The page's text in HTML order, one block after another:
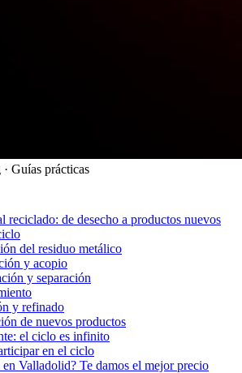
Guías prácticas
reciclado: de desecho a productos nuevos
del residuo metálico
y acopio
y separación
y refinado
de nuevos productos
el ciclo es infinito
en el ciclo
en Valladolid? Te damos el mejor precio